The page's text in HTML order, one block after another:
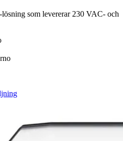
som levererar 230 VAC- och
no